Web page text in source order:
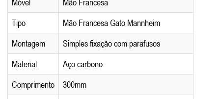
Móvel
Mão Francesa
Tipo
Mão Francesa Gato Mannheim
Montagem
Simples fixação com parafusos
Material
Aço carbono
Comprimento
300mm